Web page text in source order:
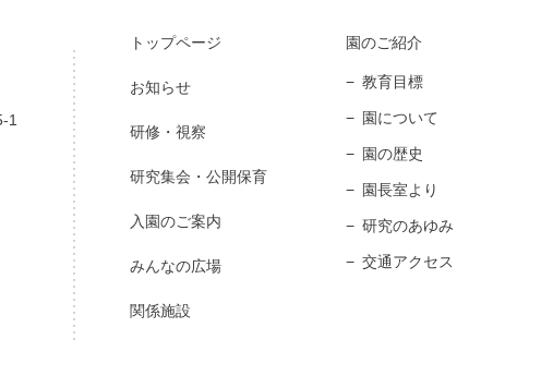
1
トップページ
お知らせ
研修・視察
研究集会・公開保育
入園のご案内
みんなの広場
関係施設
園のご紹介
教育目標
園について
園の歴史
園長室より
研究のあゆみ
交通アクセス